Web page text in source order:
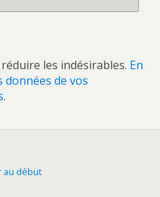
les indésirables. En
de vos
.
au début